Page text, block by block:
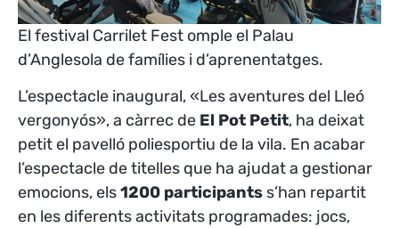
El festival Carrilet Fest omple el Palau
d’Anglesola de famílies i d’aprenentatges.
L’espectacle inaugural, «Les aventures del Lleó
vergonyós», a càrrec de El Pot Petit, ha deixat
petit el pavelló poliesportiu de la vila. En acabar
l’espectacle de titelles que ha ajudat a gestionar
emocions, els1200 participants s’han repartit
en les diferents activitats programades: jocs,